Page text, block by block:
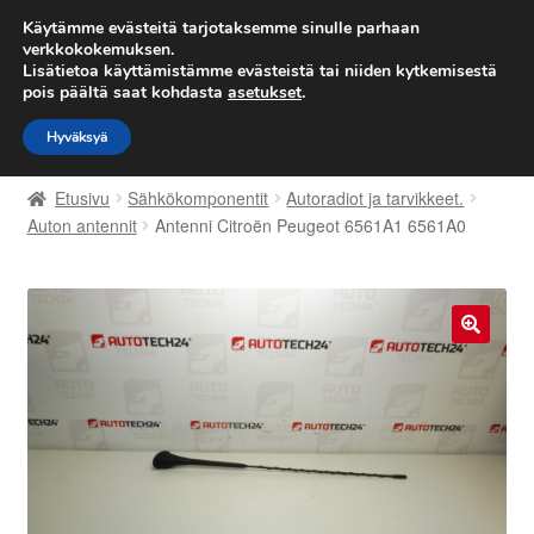
TOIMITUS alkaen 7 EUR
Siirry
navigointiin
Siirry
sisältöön
Etusivu
Kärry
Kuljetus
Etusivu Sähkökomponentit
Autoradiot ja tarvikkeet.
Auton antennit
Antenni Citroën Peugeot 6561A1 6561A0
🔍
Käytämme evästeitä tarjotaksemme sinulle parhaan
verkkokokemuksen.
Lisätietoa käyttämistämme evästeistä tai niiden kytkemisestä
pois päältä saat kohdasta asetukset.
Hyväksyä